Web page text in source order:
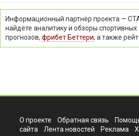
Информационный партнёр проекта —
найдёте аналитику и обзоры
прогнозов, фрибет Беттери, а также
О проекте Обратная связь
сайта
Лента новостей Реклама